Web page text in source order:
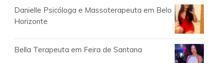
Danielle Psicóloga e Massoterapeuta em Belo
Horizonte
Bella Terapeuta em Feira de Santana